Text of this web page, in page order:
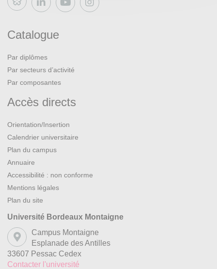
Bluesky
Catalogue
Par diplômes
Par secteurs d’activité
Par composantes
Accès directs
Orientation/Insertion
Calendrier universitaire
Plan du campus
Annuaire
Accessibilité : non conforme
Mentions légales
Plan du site
Université Bordeaux Montaigne
Campus Montaigne
Esplanade des Antilles
33607 Pessac Cedex
Contacter l'université